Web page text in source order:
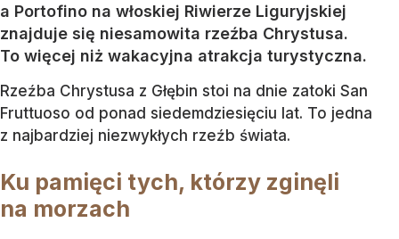
a Portofino na włoskiej Riwierze Liguryjskiej
znajduje się niesamowita rzeźba Chrystusa.
To więcej niż wakacyjna atrakcja turystyczna.
Rzeźba Chrystusa z Głębin stoi na dnie zatoki San
Fruttuoso od ponad siedemdziesięciu lat. To jedna
z najbardziej niezwykłych rzeźb świata.
Ku pamięci tych, którzy zginęli
na morzach